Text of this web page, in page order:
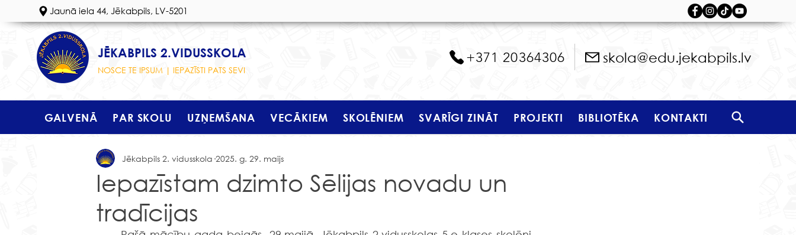
Jaunā iela 44, Jēkabpils, LV-5201
JĒKABPILS 2.VIDUSSKOLA
NOSCE TE IPSUM | IEPAZĪSTI PATS SEVI
+371 20364306 skola@edu.jekabpils.lv
GALVENĀ PAR SKOLU UZŅEMŠANA VECĀKIEM SKOLĒNIEM SVARĪGI ZINĀT PROJEKTI BIBLIOTĒKA KONTAKTI
Iepazīstam dzimto Sēlijas novadu un
tradīcijas
Jēkabpils 2. vidusskola 2025. g. 29. maijs